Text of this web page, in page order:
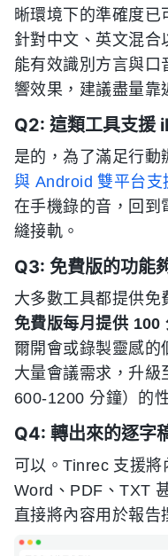
晰環境下的準確度已
針對中文、英文混合
能有效識別方言與口
響效果，建議盡量靠
Q2: 這類工具支援
是的，為了滿足行動
與 Android 雙平台支
在手機錄的音，回到
縫接軌。
Q3: 免費版的功能
大多數工具都提供免
免費版每月提供 100
爾開會或錄製靈感的
大量會議需求，升級
600-1200 分鐘）的
Q4: 轉出來的逐字
可以。Tinrec 支援
Word、PDF、TXT
直接將內容用於報告